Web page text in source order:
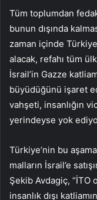
Tüm toplumdan
bunun dışında
zaman içinde Türkiye,
alacak, refahı tüm
İsrail’in Gazze
büyüdüğünü işaret
vahşeti, insanlığın
yerindeyse yok
Türkiye’nin bu
malların İsrail’e
Şekib Avdagiç, “İTO
insanlık dışı